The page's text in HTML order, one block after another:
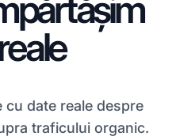
date reale despre
traficului organic.